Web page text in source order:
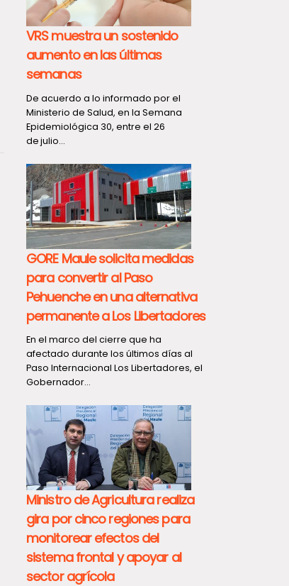
VRS muestra un sostenido
aumento en las últimas
semanas
De acuerdo a lo informado por el
Ministerio de Salud, en la Semana
Epidemiológica 30, entre el 26
de julio...
GORE Maule solicita medidas
para convertir al Paso
Pehuenche en una alternativa
permanente a Los Libertadores
En el marco del cierre que ha
afectado durante los últimos días al
Paso Internacional Los Libertadores, el
Gobernador...
Ministro de Agricultura realiza
gira por cinco regiones para
monitorear efectos del
sistema frontal y apoyar al
sector agrícola